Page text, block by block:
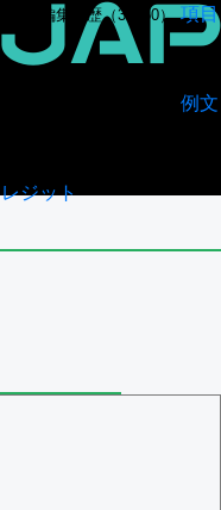
項目の編集履歴（34950） 項目
例文
ジット